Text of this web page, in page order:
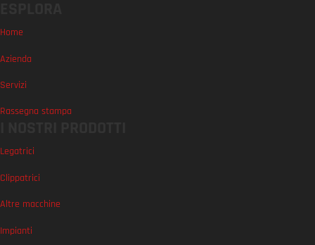
Home
Azienda
Servizi
Rassegna stampa
Legatrici
Clippatrici
Altre macchine
Impianti